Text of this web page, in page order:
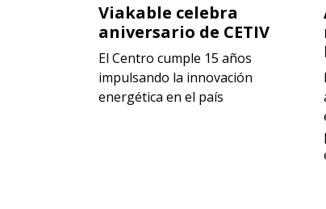
Viakable celebra
aniversario de CETIV
El Centro cumple 15 años
impulsando la innovación
energética en el país